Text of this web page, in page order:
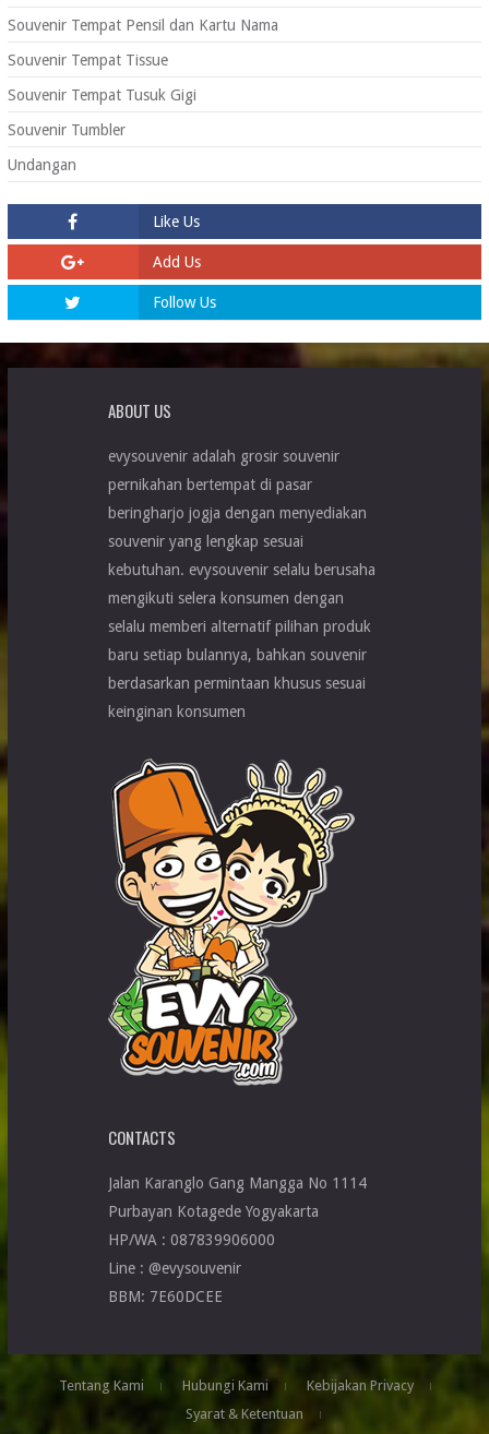
Souvenir Tempat Pensil dan Kartu Nama
Souvenir Tempat Tissue
Souvenir Tempat Tusuk Gigi
Souvenir Tumbler
Undangan
Like Us
Add Us
Follow Us
ABOUT US
evysouvenir adalah grosir souvenir
pernikahan bertempat di pasar
beringharjo jogja dengan menyediakan
souvenir yang lengkap sesuai
kebutuhan. evysouvenir selalu berusaha
mengikuti selera konsumen dengan
selalu memberi alternatif pilihan produk
baru setiap bulannya, bahkan souvenir
berdasarkan permintaan khusus sesuai
keinginan konsumen
CONTACTS
Jalan Karanglo Gang Mangga No 1114
Purbayan Kotagede Yogyakarta
HP/WA : 087839906000
Line : @evysouvenir
BBM: 7E60DCEE
Tentang Kami Hubungi Kami
Kebijakan Privacy
Syarat & Ketentuan